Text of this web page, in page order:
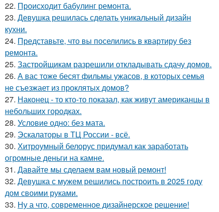
22. Происходит бабулинг ремонта.
23. Девушка решилась сделать уникальный дизайн
кухни.
24. Представьте, что вы поселились в квартиру без
ремонта.
25. Застройщикам разрешили откладывать сдачу домов.
26. А вас тоже бесят фильмы ужасов, в которых семья
не съезжает из проклятых домов?
27. Наконец - то кто-то показал, как живут американцы в
небольших городках.
28. Условие одно: без мата.
29. Эскалаторы в ТЦ России - всё.
30. Хитроумный белорус придумал как заработать
огромные деньги на камне.
31. Давайте мы сделаем вам новый ремонт!
32. Девушка с мужем решились построить в 2025 году
дом своими руками.
33. Ну а что, современное дизайнерское решение!